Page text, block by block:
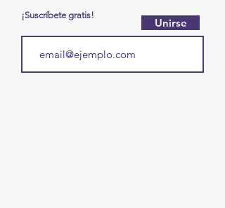
¡Suscríbete gratis!
Unirse